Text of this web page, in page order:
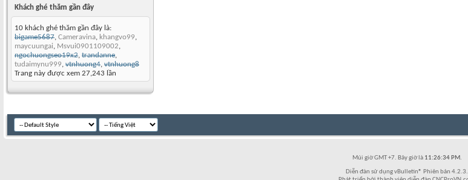
Khách ghé thăm gần đây
10 khách ghé thăm gần đây là:
bigame5687, Cameravina, khangvo99,
maycuungai, Msvui0901109002,
ngochuongseo19x2, trandanne,
tudaimynu999, vtnhuong4, vtnhuong8
Trang này được xem 27,243 lần
Múi giờ GMT +7. Bây giờ là 11:26:34 PM.
Diễn đàn sử dụng vBulletin® Phiên bản 4.2.3.